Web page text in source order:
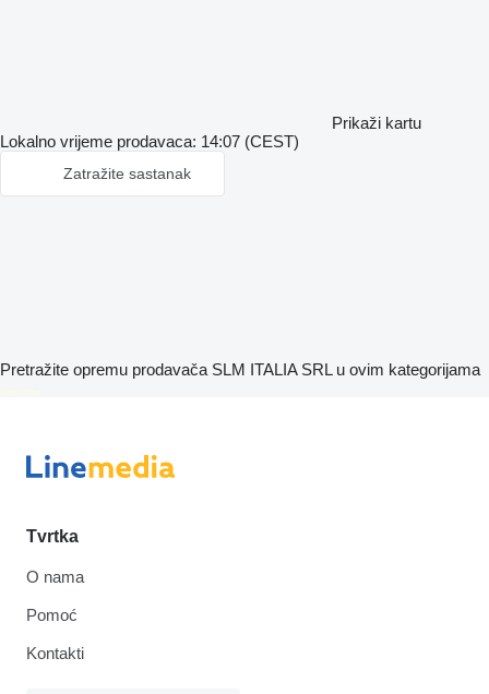
Prikaži kartu
Lokalno vrijeme prodavaca: 14:07 (CEST)
Zatražite sastanak
Pretražite opremu prodavača SLM ITALIA SRL u ovim kategorijama
disallow-in-dsa
Tvrtka
O nama
Pomoć
Kontakti